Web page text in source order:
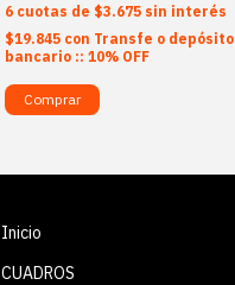
6 $3.675 sin interés
$19.845 con Transfe o depósito
bancario :: 10% OFF
Comprar
Inicio
CUADROS